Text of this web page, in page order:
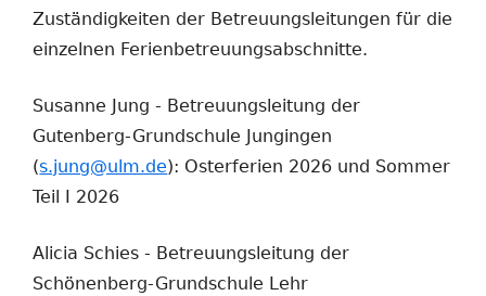
Zuständigkeiten der Betreuungsleitungen für die
einzelnen Ferienbetreuungsabschnitte.
Susanne Jung - Betreuungsleitung der
Gutenberg-Grundschule Jungingen
(s.jung@ulm.de): Osterferien 2026 und Sommer
Teil I 2026
Alicia Schies - Betreuungsleitung der
Schönenberg-Grundschule Lehr